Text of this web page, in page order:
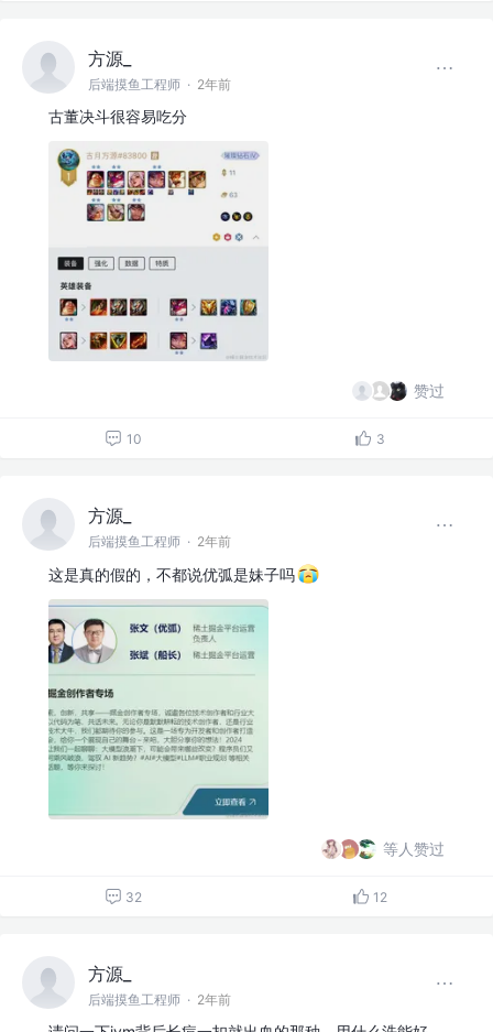
方源_
后端摸鱼工程师 · 2年前
古董决斗很容易吃分
赞过
10 3
方源_
后端摸鱼工程师 · 2年前
这是真的假的，不都说优弧是妹子吗
等人赞过
32 12
方源_
后端摸鱼工程师 · 2年前